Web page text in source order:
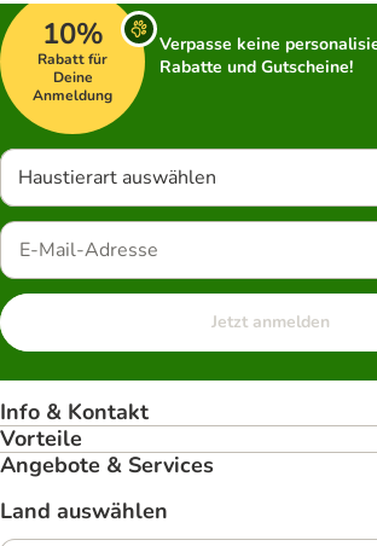
10%
Rabatt für
Deine
Anmeldung
Verpasse keine
Rabatte und Gutscheine!
Haustierart auswählen
Jetzt anmelden
Info & Kontakt
Vorteile
Angebote & Services
Land auswählen